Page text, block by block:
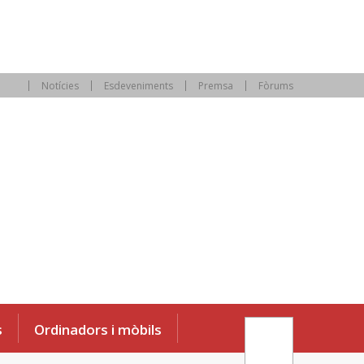
Notícies Esdeveniments Premsa Fòrums
Ordinadors i mòbils